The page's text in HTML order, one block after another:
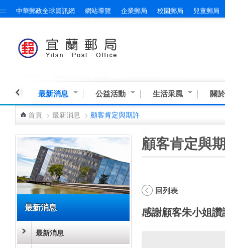
跳到主要內容區塊
::: 中華郵政全球資訊網 網站導覽 企業郵局 校園郵局 兒童郵局
最新消息 公益活動 生活采風 關
首頁 > 最新消息 > 顧客肯定與期許
最新消息
最新消息
顧客肯定與
回列表
感謝顧客朱小姐